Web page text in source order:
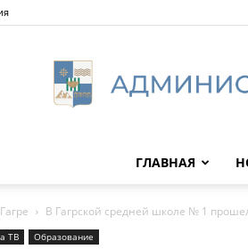
ГЛАВНАЯ
В Гагрской средней школе № 1
ТВ Образование